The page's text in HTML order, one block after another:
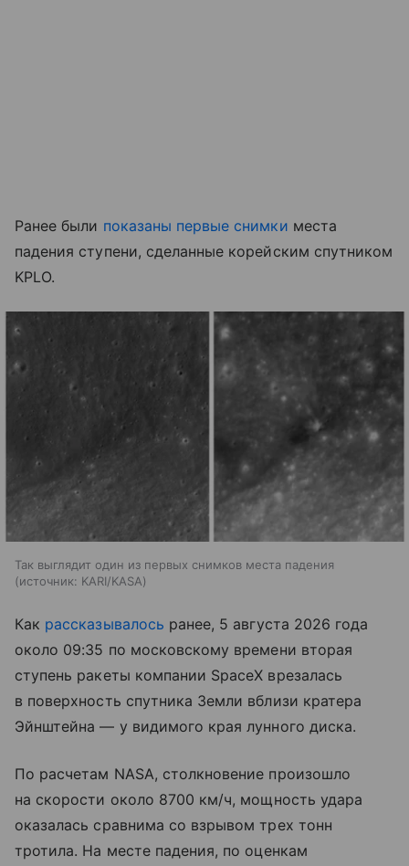
Ранее были показаны первые снимки места
падения ступени, сделанные корейским спутником
KPLO.
Так выглядит один из первых снимков места падения
источник: KARI/KASA
Как рассказывалось ранее, 5 августа 2026 года
около 09:35 по московскому времени вторая
ступень ракеты компании SpaceX врезалась
в поверхность спутника Земли вблизи кратера
Эйнштейна — у видимого края лунного диска.
По расчетам NASA, столкновение произошло
на скорости около 8700 км/ч, мощность удара
оказалась сравнима со взрывом трех тонн
тротила. На месте падения, по оценкам